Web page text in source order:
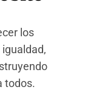
los
todos.